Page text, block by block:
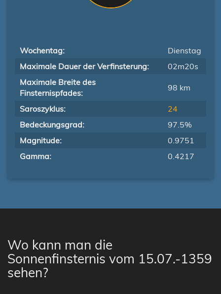
Wochentag:
Dienstag
Maximale Dauer der Verfinsterung:
02m20s
Maximale Breite des
Finsternispfades:
98 km
Saroszyklus:
24
Bedeckungsgrad:
97.5%
Magnitude:
0.9751
Gamma:
0.4217
Wo kann man die
Sonnenfinsternis vom 15.07.-1359
sehen?